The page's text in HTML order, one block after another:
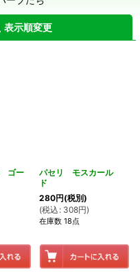
表示順変更
ゴー
パセリ モスカール
ド
280円(税別)
(税込 : 308円)
在庫数 18点